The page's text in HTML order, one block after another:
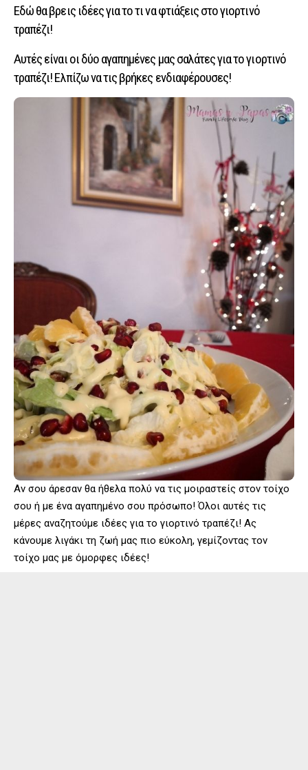
Εδώ θα βρεις ιδέες για το τι να φτιάξεις στο γιορτινό
τραπέζι!
Αυτές είναι οι δύο αγαπημένες μας σαλάτες για το γιορτινό
τραπέζι! Ελπίζω να τις βρήκες ενδιαφέρουσες!
Αν σου άρεσαν θα ήθελα πολύ να τις μοιραστείς στον τοίχο
σου ή με ένα αγαπημένο σου πρόσωπο! Όλοι αυτές τις
μέρες αναζητούμε ιδέες για το γιορτινό τραπέζι! Ας
κάνουμε λιγάκι τη ζωή μας πιο εύκολη, γεμίζοντας τον
τοίχο μας με όμορφες ιδέες!